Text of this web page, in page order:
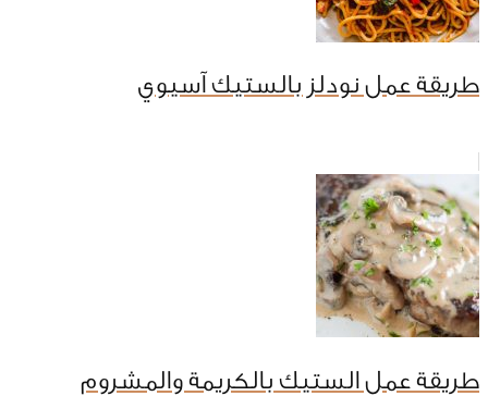
طريقة عمل نودلز بالستيك آسيوي
طريقة عمل الستيك بالكريمة والمشروم